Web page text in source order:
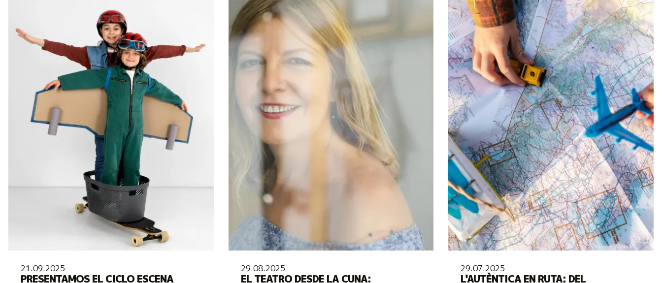
21.09.2025
PRESENTAMOS EL CICLO ESCENA
29.08.2025
EL TEATRO DESDE LA CUNA:
29.07.2025
L'AUTÈNTICA EN RUTA: DEL